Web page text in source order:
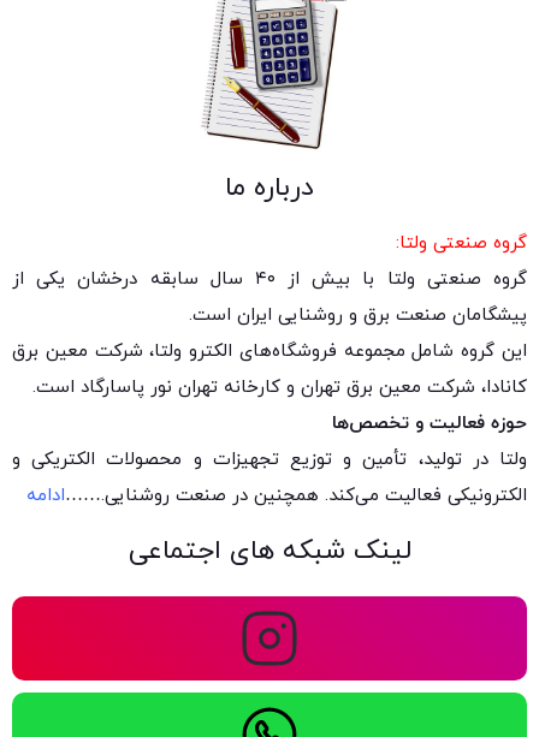
درباره ما
گروه صنعتی ولتا:
گروه صنعتی ولتا با بیش از ۴۰ سال سابقه درخشان یکی از
پیشگامان صنعت برق و روشنایی ایران است.
این گروه شامل مجموعه فروشگاه‌های الکترو ولتا، شرکت معین برق
کانادا، شرکت معین برق تهران و کارخانه تهران نور پاسارگاد است.
حوزه فعالیت و تخصص‌ها
ولتا در تولید، تأمین و توزیع تجهیزات و محصولات الکتریکی و
الکترونیکی فعالیت می‌کند. همچنین در صنعت روشنایی.……ادامه
لینک شبکه های اجتماعی